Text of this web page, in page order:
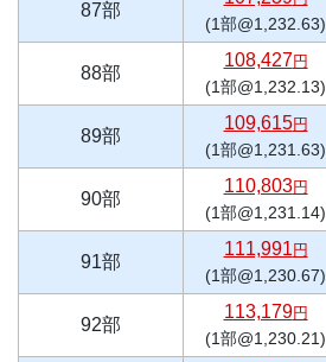
87部
(1部@1,232.63)
88部
108,427円
(1部@1,232.13)
89部
109,615円
(1部@1,231.63)
90部
110,803円
(1部@1,231.14)
91部
111,991 円
(1部@1,230.67)
92部
113,179円
(1部@1,230.21)